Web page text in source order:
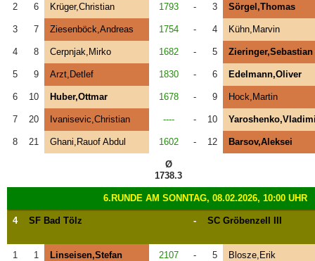
2 6 Krüger,Christian 1793 - 3 Sörgel,Thomas
3 7 Ziesenböck,Andreas 1754 - 4 Kühn,Marvin
4 8 Cerpnjak,Mirko 1682 - 5 Zieringer,Sebastian
5 9 Arzt,Detlef 1830 - 6 Edelmann,Oliver
6 10 Huber,Ottmar 1678 - 9 Hock,Martin
7 20 Ivanisevic,Christian ---- - 10
8 21 Ghani,Rauof Abdul 1602 - 12 Barsov,Aleksei
Ø
1738.3
6.RUNDE AM SONNTAG, 08.02.2026, 10:00 UHR
4 SF Bad Tölz - SC Gröbenzell III
1 1 Linseisen,Stefan 2107 - 5 Blosze,Erik